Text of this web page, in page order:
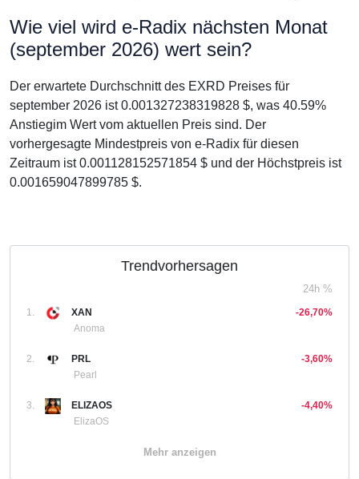
Wie viel wird e-Radix nächsten Monat
(september 2026) wert sein?
Der erwartete Durchschnitt des EXRD Preises für
september 2026 ist 0.001327238319828 $, was 40.59%
Anstiegim Wert vom aktuellen Preis sind. Der
vorhergesagte Mindestpreis von e-Radix für diesen
Zeitraum ist 0.001128152571854 $ und der Höchstpreis ist
0.001659047899785 $.
Trendvorhersagen
24h %
1.
XAN
Anoma
-26,70%
2.
PRL
Pearl
-3,60%
3.
ELIZAOS
ElizaOS
-4,40%
Mehr anzeigen